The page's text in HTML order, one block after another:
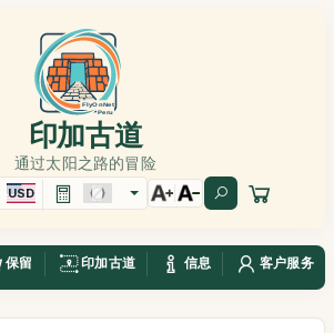
印加古道
通过太阳之路的冒险
USD
保留 印加古道 信息 客户服务